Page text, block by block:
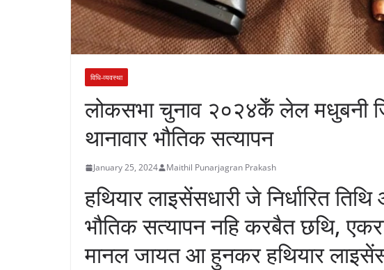
विधि-व्यवस्था
लोकसभा चुनाव २०२४केँ लेल मधुबनी
थानावार भौतिक सत्यापन
January 25, 2024 Maithil Punarjagran Prakash
हथियार लाइसेंसधारी जे निर्धारित
भौतिक सत्यापन नहि करबैत छथि,
मानल जायत आ हुनकर हथियार